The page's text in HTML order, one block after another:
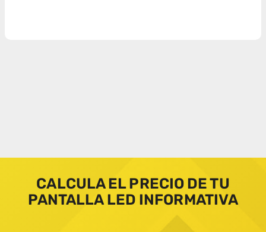
CALCULA EL PRECIO DE TU
PANTALLA LED INFORMATIVA